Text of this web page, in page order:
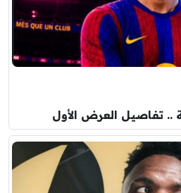
.. تفاصيل العرض الأول